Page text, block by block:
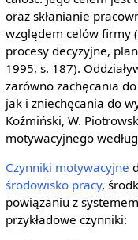
oraz skłanianie
względem celów firmy
procesy decyzyjne,
1995, s. 187).
zarówno zachęcania
jak i zniechęcania do
Koźmiński, W.
motywacyjnego
Czynniki motywacyjne
środowisko pracy,
powiązaniu z
przykładowe czynniki: